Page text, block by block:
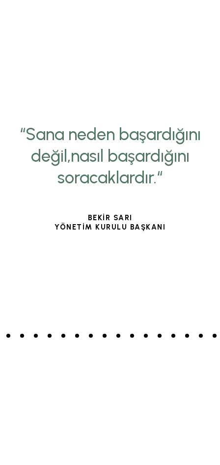
“Sana neden başardığını
değil,nasıl başardığını
soracaklardır.“
BEKİR SARI
YÖNETİM KURULU BAŞKANI